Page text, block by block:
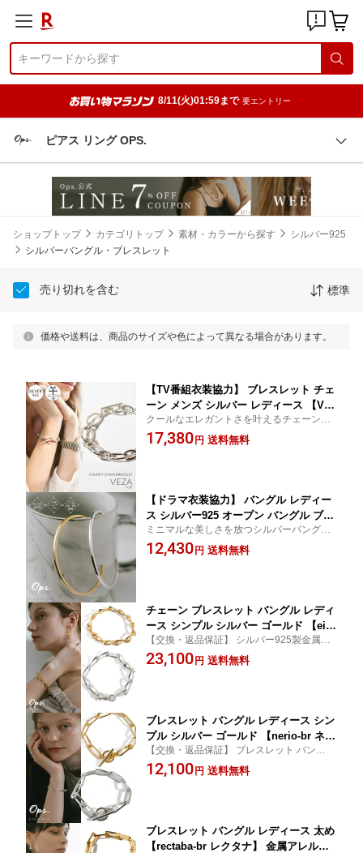
8/11(火)01:59まで 要エントリー
ピアス リング OPS.
ショップトップ カテゴリトップ 素材・カラーから探す
シルバー925
シルバーバングル・ブレスレット
売り切れを含む 標準
価格や送料は、商品のサイズや色によって異なる場合があります。
【TV番組衣装協力】 ブレスレット チェ
ーン メンズ シルバー レディース 【Vez
a ベザ】 ブレスレット 金属アレルギー
対応 ゴールド イエローゴールド 18K仕
クールなエレガントさを叶えるチェーンブ
レスレット。ざっくりとしたチャンキーチ
ェーンはメンズライクだけど、逆に女性ら
17,380 円 送料無料
【ドラマ衣装協力】 バングル レディー
ス シルバー925 オープン バングル ブレ
スレット プレーン【pianta ピアンタ】
silver925 18金仕上げ ゴールド K18 ス
ミニマルな美しさを放つシルバーバング
ル。レディース・メンズ共につけやすいシ
ンプルデザイン。カップルでお揃いにして
12,430 円 送料無料
チェーン ブレスレット バングル レディ
ース シンプル シルバー ゴールド 【eive
-br エイブ】 太め 金属アレルギー対応
シルバー925 ゴールド ブレスレット 18
【交換・返品保証】 シルバー925製金属ア
レルギー対応。ひねりデザインのチェーン
が光を反射し、手元に存在感を宿すチェー
23,100 円 送料無料
ブレスレット バングル レディース シン
プル シルバー ゴールド 【nerio-br ネリ
オ】 太め 金属アレルギー対応 シルバー
925 ゴールド ブレスレット 18K 仕上げ
【交換・返品保証】 ブレスレット バングル
レディース 太め ギフト プレゼント ブレス
レット バングル レディース ジュエリー リ
12,100 円 送料無料
ブレスレット バングル レディース 太め
【rectaba-br レクタナ】 金属アレルギ